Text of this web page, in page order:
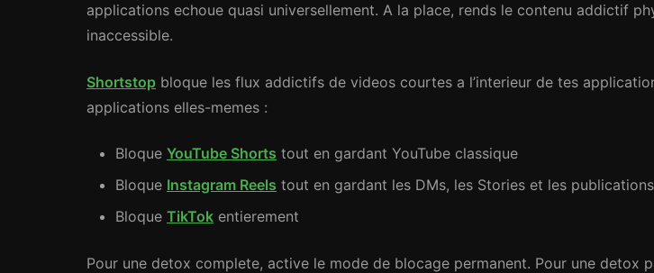
applications echoue quasi universellement. A la place, rends le contenu addictif
inaccessible.
Shortstop bloque les flux addictifs de videos courtes a l’interieur de tes
applications elles-memes :
Bloque YouTube Shorts tout en gardant YouTube classique
Bloque Instagram Reels tout en gardant les DMs, les Stories et les publications
Bloque TikTok entierement
Pour une detox complete, active le mode de blocage permanent. Pour une detox